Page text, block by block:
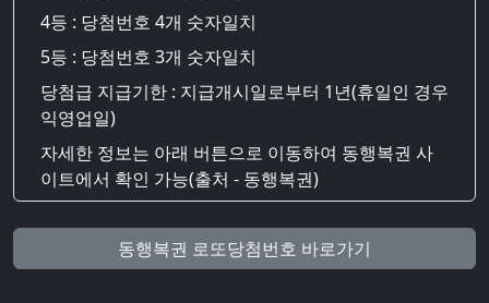
4등 : 당첨번호 4개 숫자일치
5등 : 당첨번호 3개 숫자일치
당첨급 지급기한 : 지급개시일로부터 1년(휴일인 경우
익영업일)
자세한 정보는 아래 버튼으로 이동하여 동행복권 사
이트에서 확인 가능(출처 - 동행복권)
동행복권 로또당첨번호 바로가기